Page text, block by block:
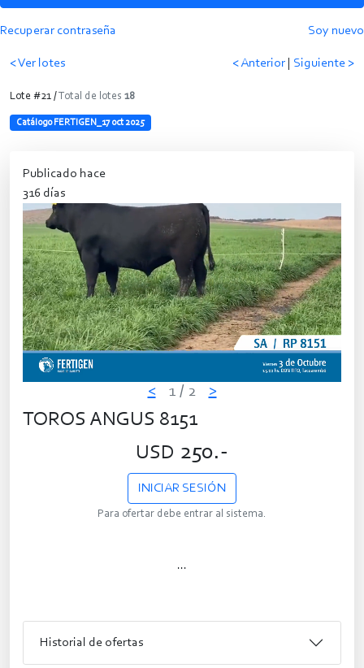
Recuperar contraseña Soy nuevo
< Ver lotes < Anterior Siguiente >
Lote #21 /Total de lotes 18
Catálogo FERTIGEN_17 oct 2025
Publicado hace
316 días
< 1 / 2 >
TOROS ANGUS 8151
USD 250.-
INICIAR SESIÓN
Para ofertar debe entrar al sistema.
...
Historial de ofertas